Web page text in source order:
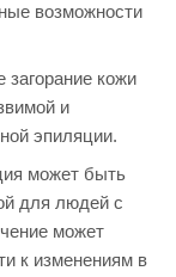
возможности
загорание кожи
и
эпиляции.
может быть
для людей с
может
к изменениям в